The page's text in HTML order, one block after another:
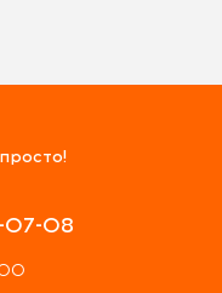
07-08